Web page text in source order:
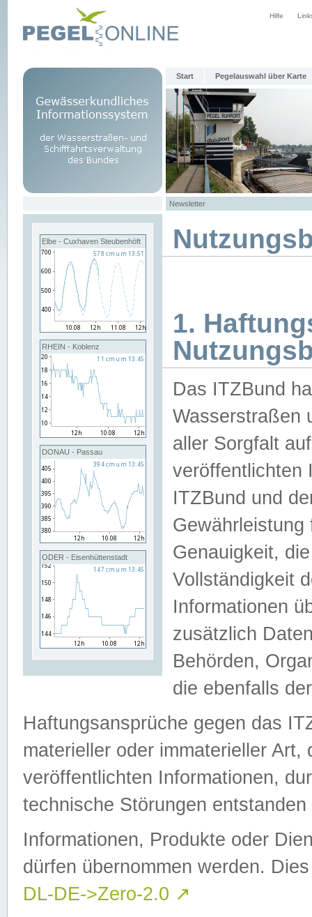
Hilfe
Start Pegelauswahl über Karte
Newsletter
Elbe - Cuxhaven Steubenhöft
RHEIN - Koblenz
DONAU - Passau
ODER - Eisenhüttenstadt
1.
Das ITZBund
Wasserstraßen
aller Sorgfalt
veröffentlichten
ITZBund und
Genauigkeit,
Vollständigkeit
Informationen
zusätzlich
Behörden,
die ebenfalls
Haftungsansprüche gegen das
materieller oder immaterieller
veröffentlichten Informationen,
technische Störungen
Informationen, Produkte oder
dürfen übernommen werden.
DL-DE->Zero-2.0 ↗